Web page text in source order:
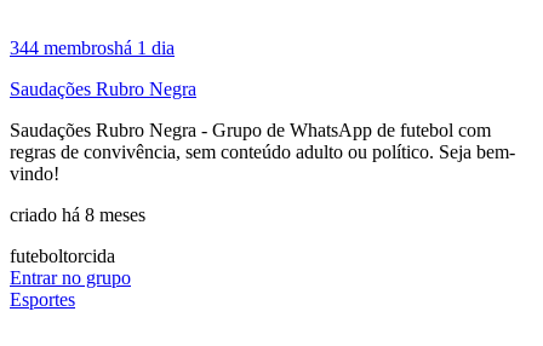
344 membroshá 1 dia
Saudações Rubro Negra
Saudações Rubro Negra - Grupo de WhatsApp de futebol com
regras de convivência, sem conteúdo adulto ou político. Seja bem-
vindo!
criado há 8 meses
futeboltorcida
Entrar no grupo
Esportes